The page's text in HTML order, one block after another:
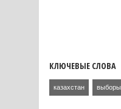
КЛЮЧЕВЫЕ СЛОВА
казахстан выборы